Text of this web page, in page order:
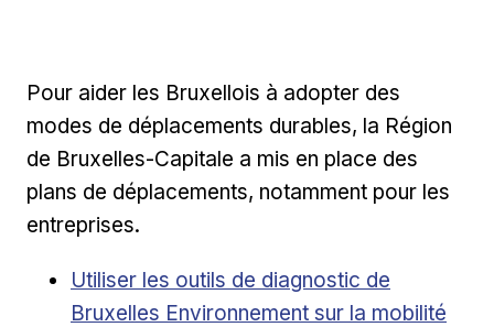
Pour aider les Bruxellois à adopter des
modes de déplacements durables, la Région
de Bruxelles-Capitale a mis en place des
plans de déplacements, notamment pour les
entreprises.
Ouvrir dans une nouvelle fenêtre
Utiliser les outils de diagnostic de
Bruxelles Environnement sur la mobilité